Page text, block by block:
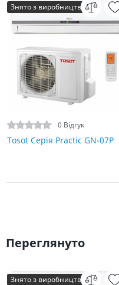
Знято з виробництва
0 Відгук
Tosot Серія Practic GN-07P
Переглянуто
Знято з виробництва